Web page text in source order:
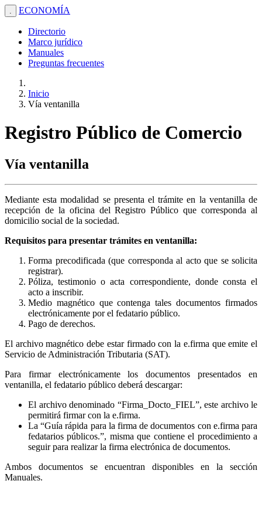
. ECONOMÍA
Directorio
Marco jurídico
Manuales
Preguntas frecuentes
Inicio
Vía ventanilla
Registro Público de Comercio
Vía ventanilla
Mediante esta modalidad se presenta el trámite en la ventanilla de
recepción de la oficina del Registro Público que corresponda al
domicilio social de la sociedad.
Requisitos para presentar trámites en ventanilla:
Forma precodificada (que corresponda al acto que se solicita
registrar).
Póliza, testimonio o acta correspondiente, donde consta el
acto a inscribir.
Medio magnético que contenga tales documentos firmados
electrónicamente por el fedatario público.
Pago de derechos.
El archivo magnético debe estar firmado con la e.firma que emite el
Servicio de Administración Tributaria (SAT).
Para firmar electrónicamente los documentos presentados en
ventanilla, el fedatario público deberá descargar:
El archivo denominado “Firma_Docto_FIEL”, este archivo le
permitirá firmar con la e.firma.
La “Guía rápida para la firma de documentos con e.firma para
fedatarios públicos.”, misma que contiene el procedimiento a
seguir para realizar la firma electrónica de documentos.
Ambos documentos se encuentran disponibles en la sección
Manuales.